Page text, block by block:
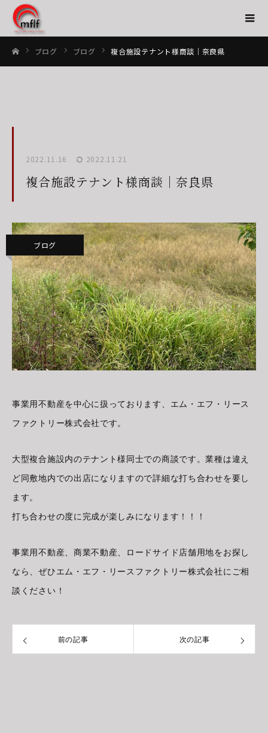
ブログ ブログ 複合施設テナント様商談｜奈良県
2022.11.16 2022.11.21
複合施設テナント様商談｜奈良県
ブログ
事業用不動産を中心に扱っております、エム・エフ・リース
ファクトリー株式会社です。
大型複合施設内のテナント様同士での商談です。業種は違え
ど同敷地内での出店になりますので詳細な打ち合わせを要し
ます。
打ち合わせの度に完成が楽しみになります！！！
事業用不動産、商業不動産、ロードサイド店舗用地をお探し
なら、ぜひエム・エフ・リースファクトリー株式会社にご相
談ください！
前の記事 次の記事